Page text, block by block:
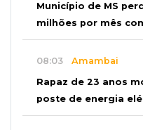
Município de MS
milhões por mês
08:03 Amambai
Rapaz de 23 anos
poste de energia